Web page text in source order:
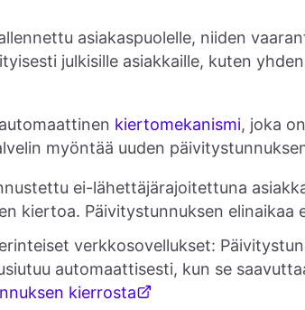
asiakaspuolelle, niiden
julkisille asiakkaille, kuten
kiertomekanismi, joka
myöntää uuden
ei-lähettäjärajoitettuna
kiertoa. Päivitystunnuksen elinaikaa
verkkosovellukset:
automaattisesti, kun se
kierrosta